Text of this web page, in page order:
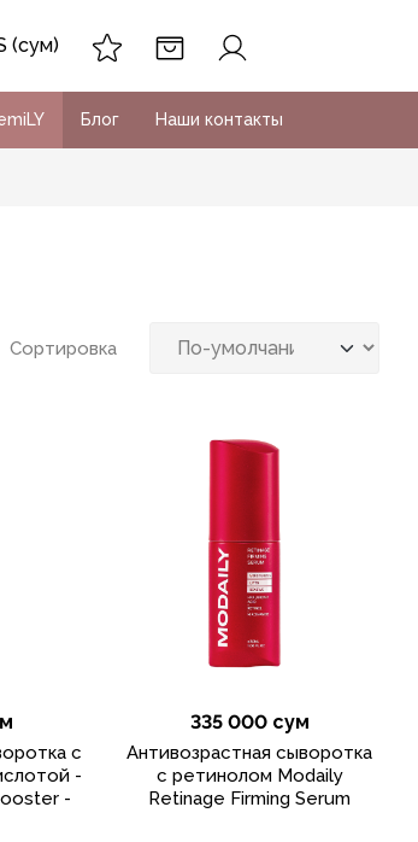
(сум)
Блог Наши контакты
Сортировка
с
-
-
335 000 сум
Антивозрастная сыворотка
с ретинолом Modaily
Retinage Firming Serum